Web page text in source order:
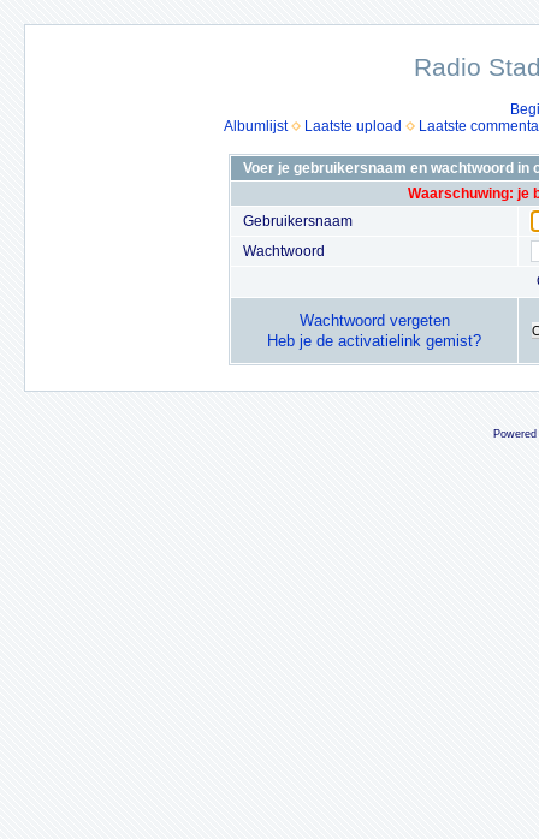
Radio
Albumlijst
Laatste upload Laatste
Voer je gebruikersnaam en wachtwoord in
Waarschuwing: je
Gebruikersnaam
Wachtwoord
Wachtwoord vergeten
Heb je de activatielink gemist?